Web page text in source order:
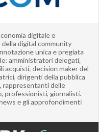
digitale e
digital community
unica e pregiata
amministratori delegati,
acquisti, decision maker del
dirigenti della pubblica
rappresentanti delle
professionisti, giornalisti.
e gli approfondimenti